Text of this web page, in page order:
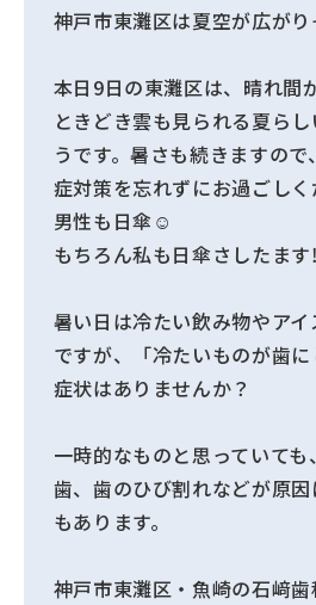
神戸市東灘区は夏空が広が
本日9日の東灘区は、晴れ間
ときどき雲も見られる夏ら
うです。暑さも続きますの
症対策を忘れずにお過ごしく
男性も日傘☺️
もちろん私も日傘さしたます
暑い日は冷たい飲み物やア
ですが、「冷たいものが歯
症状はありませんか？
一時的なものと思っていて
歯、歯のひび割れなどが原
もあります。
神戸市東灘区・魚崎の石﨑